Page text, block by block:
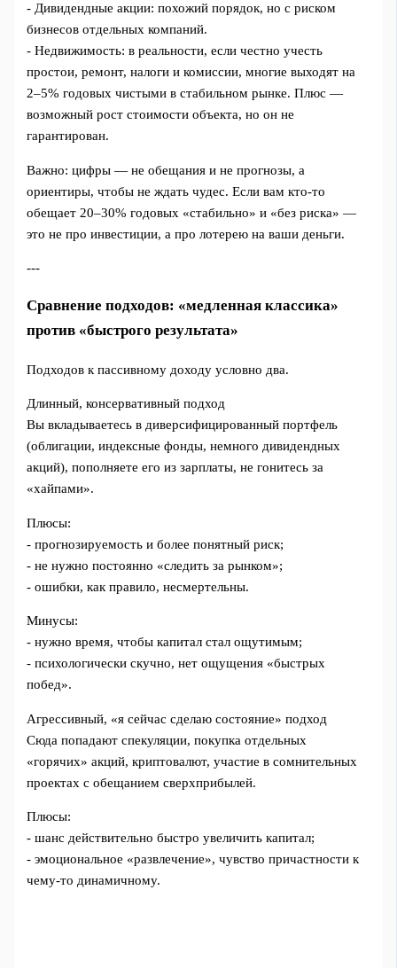
- Дивидендные акции: похожий порядок, но с риском
бизнесов отдельных компаний.
- Недвижимость: в реальности, если честно учесть
простои, ремонт, налоги и комиссии, многие выходят на
2–5% годовых чистыми в стабильном рынке. Плюс —
возможный рост стоимости объекта, но он не
гарантирован.
Важно: цифры — не обещания и не прогнозы, а
ориентиры, чтобы не ждать чудес. Если вам кто-то
обещает 20–30% годовых «стабильно» и «без риска» —
это не про инвестиции, а про лотерею на ваши деньги.
---
Сравнение подходов: «медленная классика»
против «быстрого результата»
Подходов к пассивному доходу условно два.
Длинный, консервативный подход
Вы вкладываетесь в диверсифицированный портфель
(облигации, индексные фонды, немного дивидендных
акций), пополняете его из зарплаты, не гонитесь за
«хайпами».
Плюсы:
- прогнозируемость и более понятный риск;
- не нужно постоянно «следить за рынком»;
- ошибки, как правило, несмертельны.
Минусы:
- нужно время, чтобы капитал стал ощутимым;
- психологически скучно, нет ощущения «быстрых
побед».
Агрессивный, «я сейчас сделаю состояние» подход
Сюда попадают спекуляции, покупка отдельных
«горячих» акций, криптовалют, участие в сомнительных
проектах с обещанием сверхприбылей.
Плюсы:
- шанс действительно быстро увеличить капитал;
- эмоциональное «развлечение», чувство причастности к
чему-то динамичному.